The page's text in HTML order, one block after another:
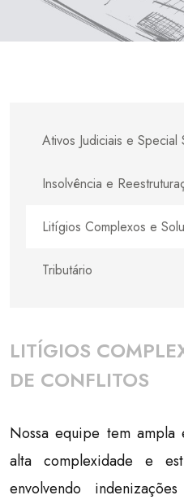
Ativos Judiciais e Special
Insolvência e
Litígios Complexos e
Tributário
LITÍGIOS
DE CONFLITOS
Nossa equipe tem
alta complexidade e
envolvendo